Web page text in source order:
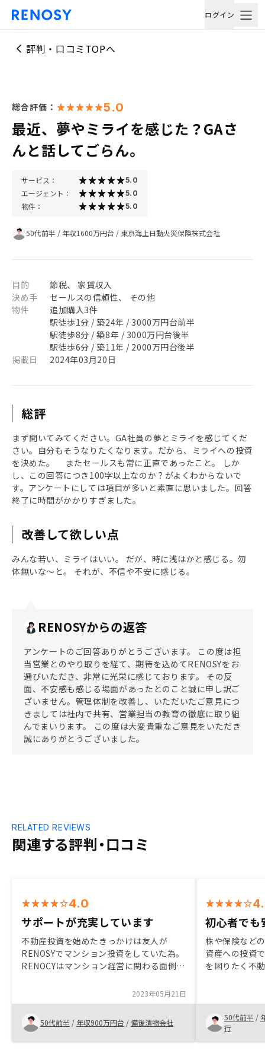
ログイン
評判・口コミTOPへ
総合評価： 5.0
最近、夢やミライを感じた？GAさ
んと話してごらん。
サービス： 5.0
エージェント： 5.0
物件： 5.0
50代前半 / 年収1600万円台 / 東京海上日動火災保険株式会社
目的
節税、 家賃収入
決め手
セールスの信頼性、 その他
物件
追加購入3件
駅徒歩1分 / 築24年 / 3000万円台前半
駅徒歩8分 / 築8年 / 3000万円台後半
駅徒歩6分 / 築11年 / 2000万円台後半
掲載日
2024年03月20日
総評
まず聞いてみてください。GA社員の夢とミライを感じてくだ
さい。自分もそうなりたくなります。だから、ミライへの投資
を決めた。 またセールスも常に正直であったこと。 しか
し、この回答につき100字以上なのか？がよくわからないで
す。アンケートにしては項目が多いと素直に思いました。回答
終了に時間がかかりすぎました。
改善して欲しい点
みんな若い、ミライはいい。 だが、時に浅はかと感じる。勿
体無いな〜と。 それが、不信や不安に感じる。
RENOSYからの返答
アンケートのご回答ありがとうございます。 この度は担
当営業とのやり取りを経て、期待を込めてRENOSYをお
選びいただき、非常に光栄に感じております。 その反
面、不安感も感じる場面があったとのこと誠に申し訳ご
ざいません。管理体制を改善し、いただいたご意見につ
きましては社内で共有、営業担当の教育の徹底に取り組
んでまいります。 この度は大変貴重なご意見をいただき
誠にありがとうございました。
関連する評判・口コミ
RELATED REVIEWS
4.0
サポートが充実しています
不動産投資を始めたきっかけは友人が
RENOSYでマンション投資をしていた為。
RENOCYはマンション経営に関わる面倒な
るプランがあるのが魅力的。 私の様な不
動産投資素人でも不動産投資のリスク、メ
リットやデメリットなど分かりやすく説明
してくれ、購入までサポートしてもらいま
した。
2023年05月21日
50代前半 / 年収900万円台 /備後漬物会社
初心者でも
株や保険など
資産への投資
を図りたく不
担当者の丁寧
購入を決めま
50代前半 /
行